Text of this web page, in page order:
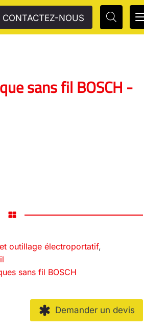
CONTACTEZ-NOUS
sans fil BOSCH -
outillage électroportatif,
sans fil BOSCH
Demander un devis